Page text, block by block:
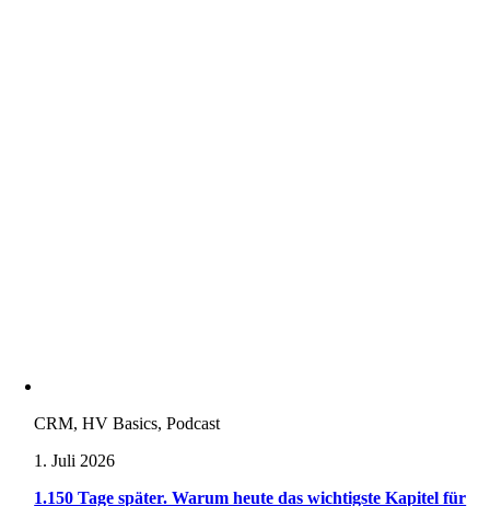
CRM, HV Basics, Podcast
1. Juli 2026
1.150 Tage später. Warum heute das wichtigste Kapitel für